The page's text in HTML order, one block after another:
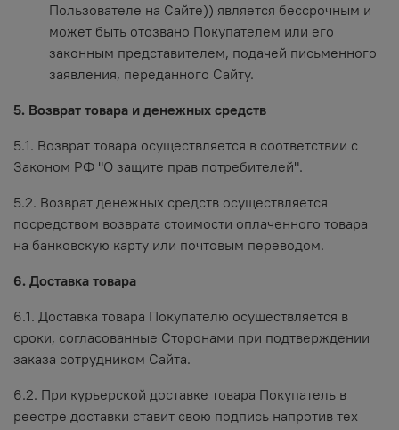
Пользователе на Сайте)) является бессрочным и
может быть отозвано Покупателем или его
законным представителем, подачей письменного
заявления, переданного Сайту.
5. Возврат товара и денежных средств
5.1. Возврат товара осуществляется в соответствии с
Законом РФ "О защите прав потребителей".
5.2. Возврат денежных средств осуществляется
посредством возврата стоимости оплаченного товара
на банковскую карту или почтовым переводом.
6. Доставка товара
6.1. Доставка товара Покупателю осуществляется в
сроки, согласованные Сторонами при подтверждении
заказа сотрудником Сайта.
6.2. При курьерской доставке товара Покупатель в
реестре доставки ставит свою подпись напротив тех